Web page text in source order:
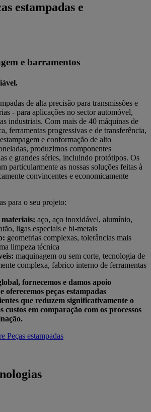
estampadas e
e barramentos
de alta precisão para transmissões e
- para aplicações no sector automóvel,
industriais. Com mais de 40 máquinas de
ferramentas progressivas e de transferência,
e conformação de alto
produzimos componentes
e grandes séries, incluindo protótipos. Os
particularmente as nossas soluções feitas à
convincentes e economicamente
para o seu projeto:
materiais: aço, aço inoxidável, alumínio,
ligas especiais e bi-metais
geometrias complexas, tolerâncias mais
limpeza técnica
maquinagem ou sem corte, tecnologia de
complexa, fabrico interno de ferramentas
fornecemos e damos apoio
oferecemos peças estampadas
que reduzem significativamente o
custos em comparação com os processos
Peças estampadas